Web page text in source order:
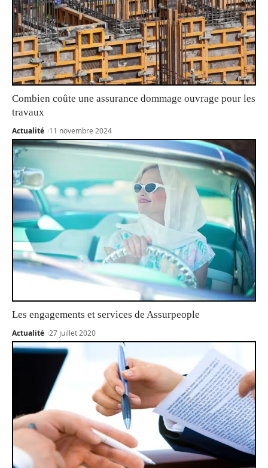
Combien coûte une assurance dommage ouvrage pour les
travaux
Actualité 11 novembre 2024
Les engagements et services de Assurpeople
Actualité 27 juillet 2020